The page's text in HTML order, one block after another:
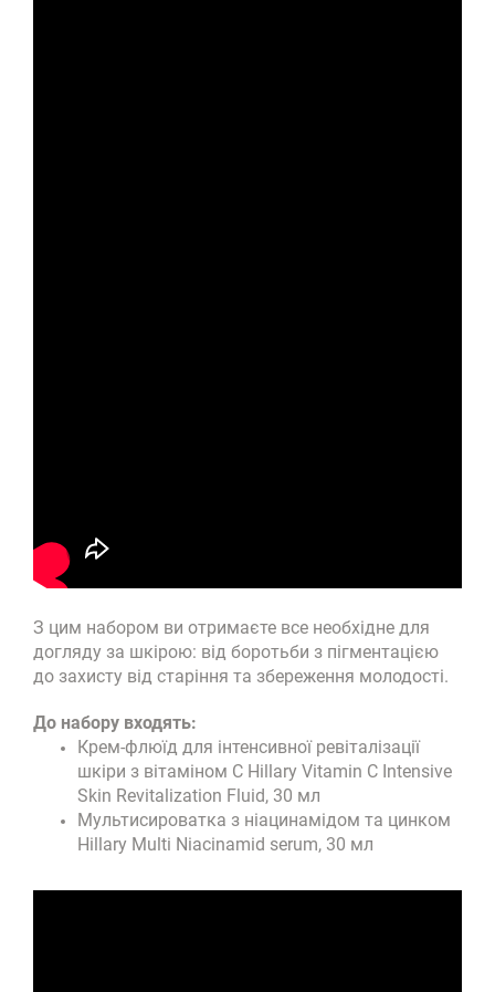
З цим набором ви отримаєте все необхідне для
догляду за шкірою: від боротьби з пігментацією
до захисту від старіння та збереження молодості.
До набору входять:
Крем-флюїд для інтенсивної ревіталізації
шкіри з вітаміном С Hillary Vitamin C Intensive
Skin Revitalization Fluid, 30 мл
Мультисироватка з ніацинамідом та цинком
Hillary Multi Niacinamid serum, 30 мл